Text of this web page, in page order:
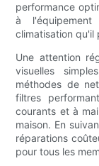
performance
à
climatisation qu'il
Une attention
visuelles
méthodes de
filtres
courants et à
maison. En
réparations
pour tous les